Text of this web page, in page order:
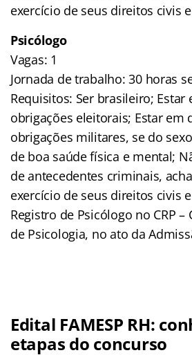
exercício de seus direitos civis
Psicólogo
Vagas: 1
Jornada de trabalho: 30 horas
Requisitos: Ser brasileiro; Estar
obrigações eleitorais; Estar em
obrigações militares, se do
de boa saúde física e mental;
de antecedentes criminais,
exercício de seus direitos civis
Registro de Psicólogo no CRP –
de Psicologia, no ato da
Edital FAMESP RH:
etapas do concurso